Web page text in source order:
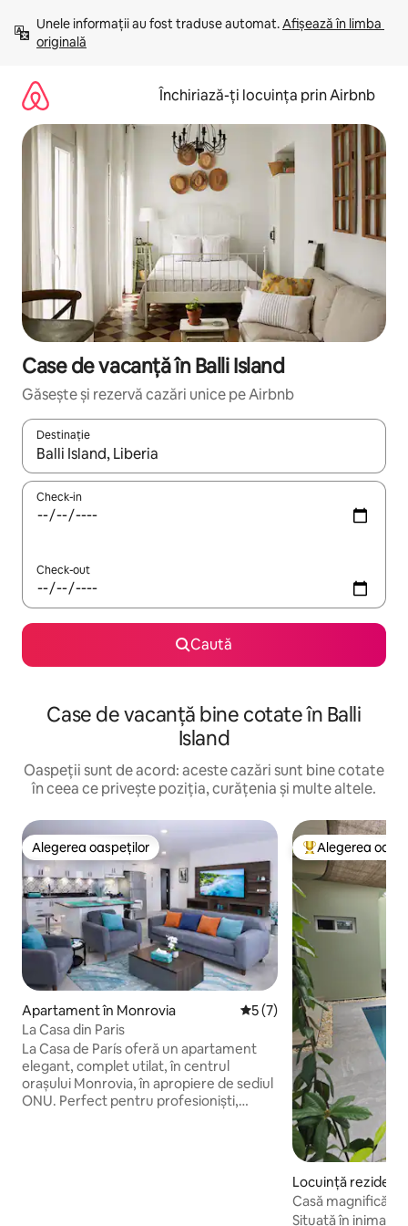
mergi
conținut
Unele informații au fost traduse automat. Afișează în limba
originală
Închiriază-ți locuința prin Airbnb
Case de vacanță în Balli Island
Găsește și rezervă cazări unice pe Airbnb
Destinație
Când se încarcă rezultatele, navighează folosind tastele
Check-in
Check-out
Caută
Case de vacanță bine cotate în Balli
Island
Oaspeții sunt de acord: aceste cazări sunt bine cotate
în ceea ce privește poziția, curățenia și multe altele.
Alegerea oaspeților
Alegerea oaspeților
Apartament în Monrovia Scor mediu de 5 din 5, 7
5 (7)
La Casa din Paris
La Casa de París oferă un apartament
elegant, complet utilat, în centrul
orașului Monrovia, în apropiere de sediul
ONU. Perfect pentru profesioniști,
Locuință din
Alegerea
Locuință
a
Casă magnifică
piscină mică
Situată în inima